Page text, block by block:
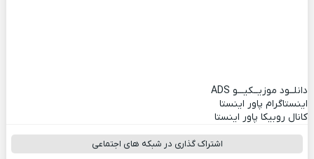
دانلــود موزیــکیـــو ADS
اینستاگرام پاور اینستا
کانال روبیکا پاور اینستا
اشتراک گذاری در شبکه های اجتماعی